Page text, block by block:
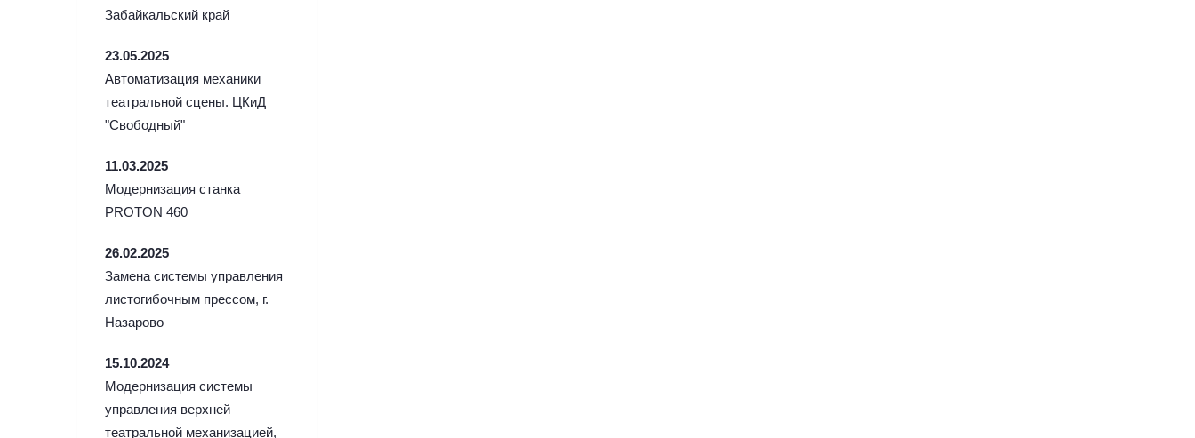
Забайкальский край
23.05.2025
Автоматизация механики
театральной сцены. ЦКиД
"Свободный"
11.03.2025
Модернизация станка
PROTON 460
26.02.2025
Замена системы управления
листогибочным прессом, г.
Назарово
15.10.2024
Модернизация системы
управления верхней
театральной механизацией,